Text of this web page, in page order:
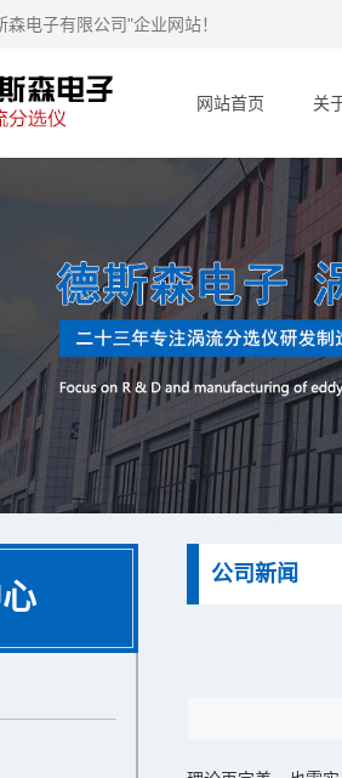
电子有限公司"企业网站！
网站首页 关
公司新闻